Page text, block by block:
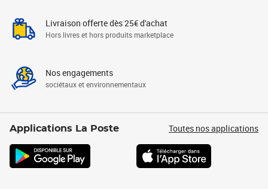
Livraison offerte dès 25€ d'achat
Hors livres et hors produits marketplace
Nos engagements
sociétaux et environnementaux
Applications La Poste Toutes nos applications